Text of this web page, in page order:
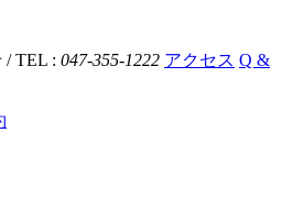
/ TEL : 047-355-1222 アクセス Q &